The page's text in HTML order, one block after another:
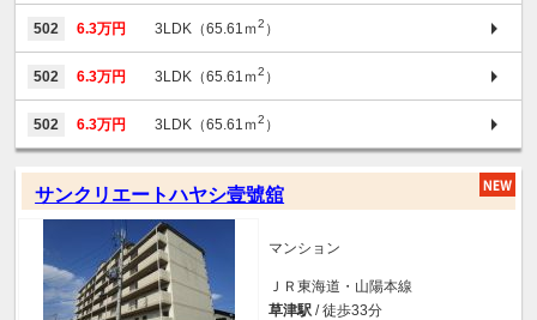
502 6.3万円 3LDK（65.61ｍ2 ）
502 6.3万円 3LDK（65.61ｍ2 ）
502 6.3万円 3LDK（65.61ｍ2 ）
サンクリエートハヤシ壹號舘
マンション
ＪＲ東海道・山陽本線
草津駅 / 徒歩33分